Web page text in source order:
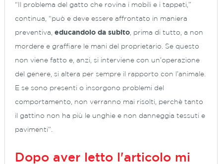
“Il problema del gatto che rovina i mobili e i tappeti,”
continua, “può e deve essere affrontato in maniera
preventiva, educandolo da subito , prima di tutto, a non
mordere e graffiare le mani del proprietario. Se questo
non viene fatto e, anzi, si interviene con un’operazione
del genere, si altera per sempre il rapporto con l’animale.
E se sono presenti o insorgono problemi del
comportamento, non verranno mai risolti, perchè tanto
il gattino non ha più le unghie e non danneggia tessuti e
pavimenti”.
Dopo aver letto l'articolo mi